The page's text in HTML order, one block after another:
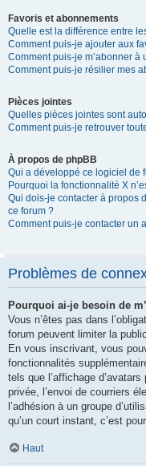
Favoris et abonnements
Quelle est la différence entre
Comment puis-je ajouter aux
Comment puis-je m’abonner à
Comment puis-je résilier mes
Pièces jointes
Quelles pièces jointes sont
Comment puis-je retrouver
À propos de phpBB
Qui a développé ce logiciel de
Pourquoi la fonctionnalité X
Qui dois-je contacter à propos
ce forum ?
Comment puis-je contacter un
Problèmes de
Pourquoi ai-je besoin de
Vous n’êtes pas dans
forum peuvent limiter la
En vous inscrivant, vous
fonctionnalités
tels que l’affichage
privée, l’envoi de courriers
l’adhésion à un groupe
qu’un court instant, c’est
Haut